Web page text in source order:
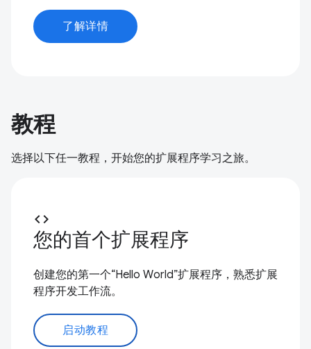
了解详情
教程
选择以下任一教程，开始您的扩展程序学习之旅。
code
您的首个扩展程序
创建您的第一个“Hello World”扩展程序，熟悉扩展
程序开发工作流。
启动教程